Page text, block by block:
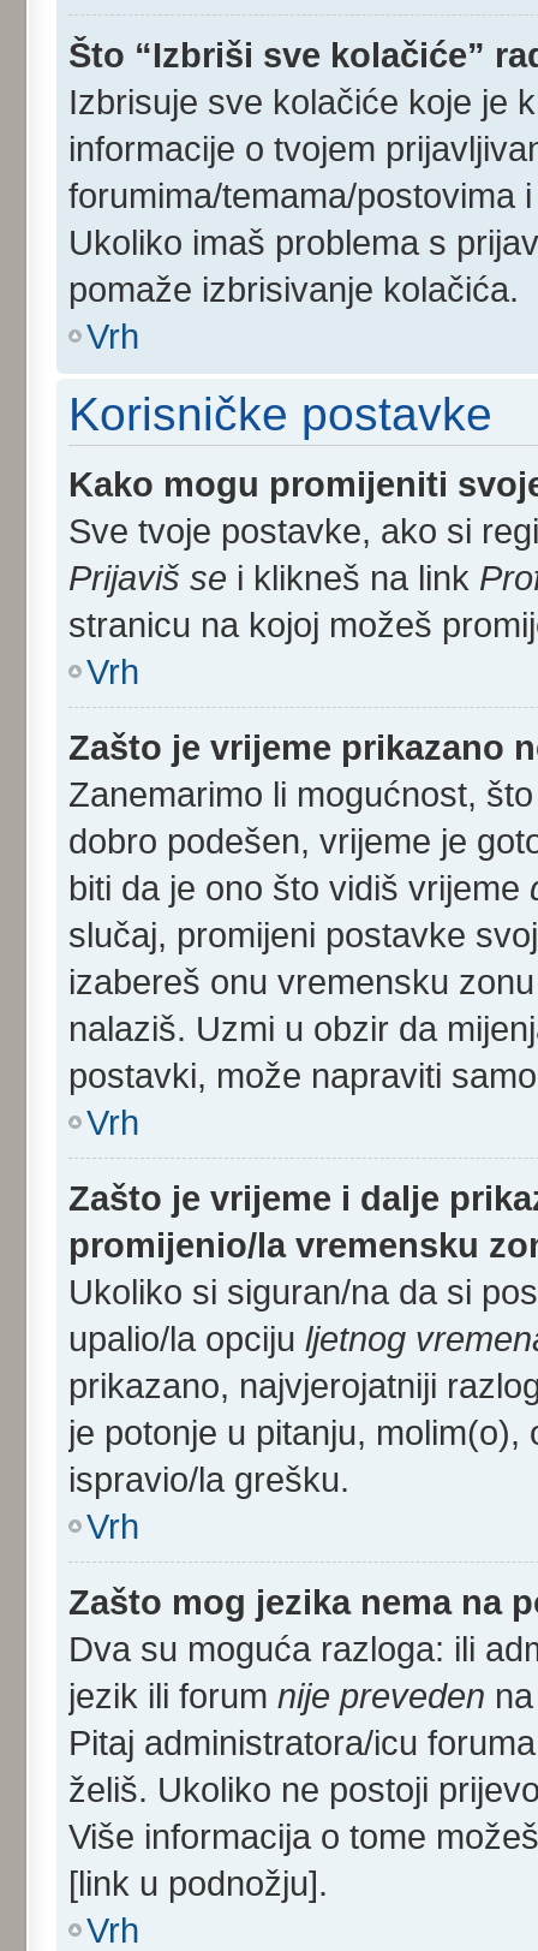
Što “Izbriši sve kolačiće”
Izbrisuje sve kolačiće koje je
informacije o tvojem
forumima/temama/postovima
Ukoliko imaš problema s
pomaže izbrisivanje kolačića.
Vrh
Korisničke postavke
Kako mogu promijeniti
Sve tvoje postavke, ako si
Prijaviš se i klikneš na link
stranicu na kojoj možeš
Vrh
Zašto je vrijeme prikazano
Zanemarimo li mogućnost,
dobro podešen, vrijeme je
biti da je ono što vidiš vrijeme
slučaj, promijeni postavke
izabereš onu vremensku
nalaziš. Uzmi u obzir da
postavki, može napraviti
Vrh
Zašto je vrijeme i dalje
promijenio/la vremensku
Ukoliko si siguran/na da si
upalio/la opciju ljetnog
prikazano, najvjerojatniji
je potonje u pitanju,
ispravio/la grešku.
Vrh
Zašto mog jezika nema na
Dva su moguća razloga: ili
jezik ili forum nije preveden
Pitaj administratora/icu
želiš. Ukoliko ne postoji
Više informacija o tome
[link u podnožju].
Vrh